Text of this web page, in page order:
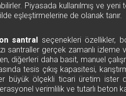
Piyasada kullanılmış ve yeni
eşleştirmelerine de olanak tanır.
santral seçenekleri özellikler,
santraller gerçek zamanlı
diğerleri daha basit, manuel
tesis çıkış kapasitesi,
büyük ölçekli ticari üretim ister
verimlilik ve tutarlı beton